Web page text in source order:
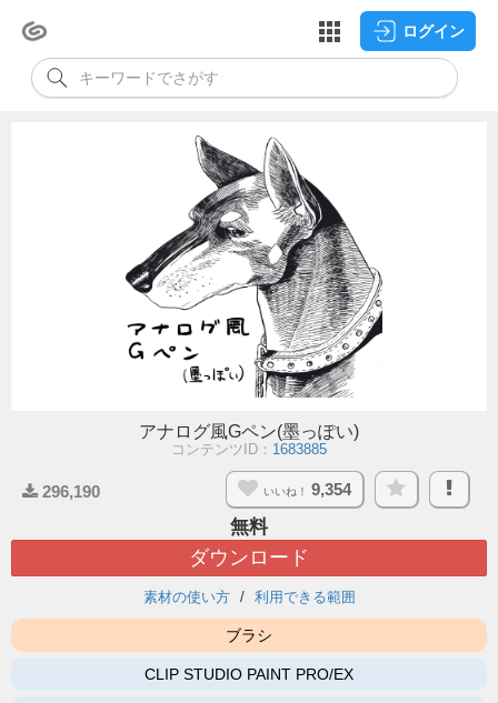
ログイン
アナログ風Gペン(墨っぽい)
コンテンツID： 1683885
296,190 いいね！ 9,354
無料
ダウンロード
素材の使い方 利用できる範囲
ブラシ
CLIP STUDIO PAINT PRO/EX